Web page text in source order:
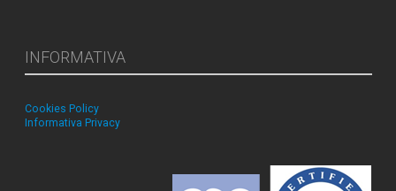
INFORMATIVA
Cookies Policy
Informativa Privacy